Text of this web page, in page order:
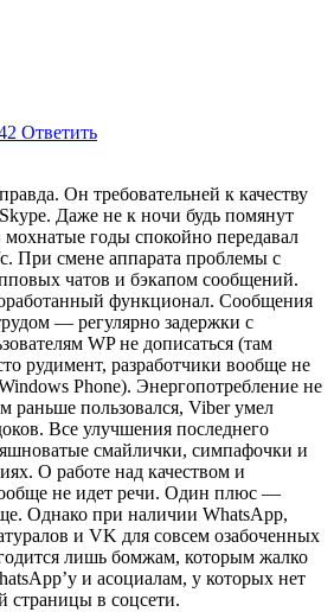
Ответить
Он требовательней к качеству
Даже не к ночи будь помянут
мохнатые годы спокойно передавал
При смене аппарата проблемы с
чатов и бэкапом сообщений.
функционал. Сообщения
— регулярно задержки с
WP не дописаться (там
рудимент, разработчики вообще не
Phone). Энергопотребление не
раньше пользовался, Viber умел
Все улучшения последнего
смайлички, симпафочки и
О работе над качеством и
не идет речи. Один плюс —
Однако при наличии WhatsApp,
и VK для совсем озабоченных
лишь бомжам, которым жалко
и асоциалам, у которых нет
страницы в соцсети.